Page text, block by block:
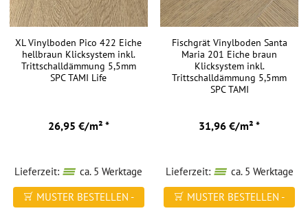
XL Vinylboden Pico 422 Eiche
hellbraun Klicksystem inkl.
Trittschalldämmung 5,5mm
SPC TAMI Life
26,95 €/m² *
Lieferzeit:
ca. 5 Werktage
MUSTER BESTELLEN -
Fischgrät Vinylboden Santa
Maria 201 Eiche braun
Klicksystem inkl.
Trittschalldämmung 5,5mm
SPC TAMI
31,96 €/m² *
Lieferzeit:
ca. 5 Werktage
MUSTER BESTELLEN -